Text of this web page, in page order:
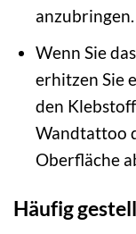
anzubringen.
Wenn Sie
erhitzen Sie
den
Wandtattoo
Oberfläche
Häufig